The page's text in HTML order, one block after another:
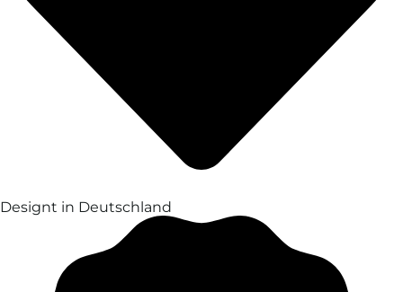
Designt in Deutschland